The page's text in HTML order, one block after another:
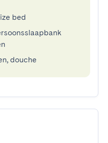
bed
douche